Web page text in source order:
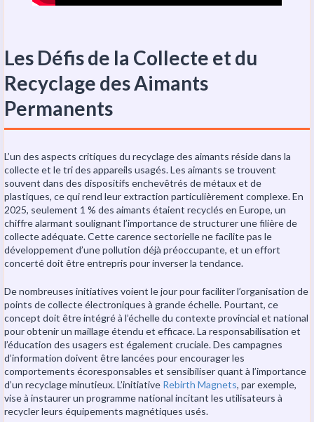
Les Défis de la Collecte et du
Recyclage des Aimants
Permanents
L’un des aspects critiques du recyclage des aimants réside dans la
collecte et le tri des appareils usagés. Les aimants se trouvent
souvent dans des dispositifs enchevêtrés de métaux et de
plastiques, ce qui rend leur extraction particulièrement complexe. En
2025, seulement 1 % des aimants étaient recyclés en Europe, un
chiffre alarmant soulignant l’importance de structurer une filière de
collecte adéquate. Cette carence sectorielle ne facilite pas le
développement d’une pollution déjà préoccupante, et un effort
concerté doit être entrepris pour inverser la tendance.
De nombreuses initiatives voient le jour pour faciliter l’organisation de
points de collecte électroniques à grande échelle. Pourtant, ce
concept doit être intégré à l’échelle du contexte provincial et national
pour obtenir un maillage étendu et efficace. La responsabilisation et
l’éducation des usagers est également cruciale. Des campagnes
d’information doivent être lancées pour encourager les
comportements écoresponsables et sensibiliser quant à l’importance
d’un recyclage minutieux. L’initiative Rebirth Magnets, par exemple,
vise à instaurer un programme national incitant les utilisateurs à
recycler leurs équipements magnétiques usés.